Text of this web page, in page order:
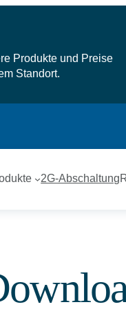
Produkte und Preise
Standort.
2G-Abschaltung